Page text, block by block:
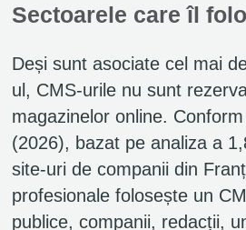
Sectoarele care îl
Deși sunt asociate cel mai
ul, CMS-urile nu sunt
magazinelor online.
(2026), bazat pe analiza a
site-uri de companii din
profesionale folosește un
publice, companii, redacții,